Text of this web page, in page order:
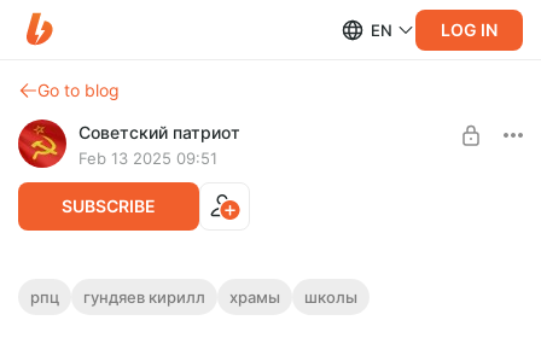
EN LOG IN
Go to blog
Советский патриот
Feb 13 2025 09:51
SUBSCRIBE
О желании строить новые храмы в
рпц гундяев кирилл храмы школы